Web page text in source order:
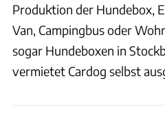
Produktion der Hundebox,
Van, Campingbus oder
sogar Hundeboxen in
vermietet Cardog selbst